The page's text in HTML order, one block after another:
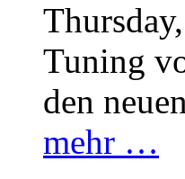
Tuning
den
mehr …